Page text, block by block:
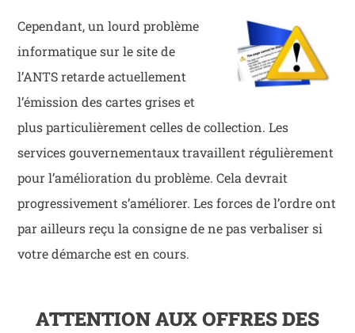
Cependant, un lourd problème
informatique sur le site de
l’ANTS retarde actuellement
l’émission des cartes grises et
plus particulièrement celles de collection. Les
services gouvernementaux travaillent régulièrement
pour l’amélioration du problème. Cela devrait
progressivement s’améliorer. Les forces de l’ordre ont
par ailleurs reçu la consigne de ne pas verbaliser si
votre démarche est en cours.
ATTENTION AUX OFFRES DES